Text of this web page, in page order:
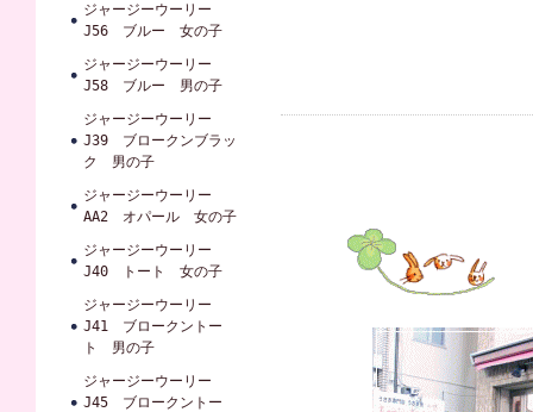
ジャージーウーリー
J56 ブルー 女の子
ジャージーウーリー
J58 ブルー 男の子
ジャージーウーリー
J39 ブロークンブラッ
ク 男の子
ジャージーウーリー
AA2 オパール 女の子
ジャージーウーリー
J40 トート 女の子
ジャージーウーリー
J41 ブロークントー
ト 男の子
ジャージーウーリー
J45 ブロークントー